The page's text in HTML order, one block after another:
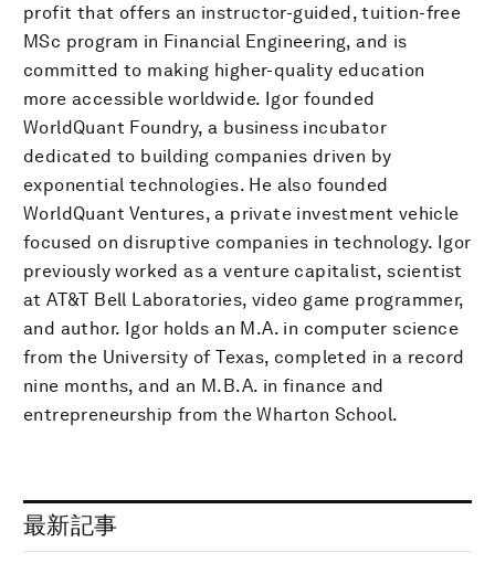
profit that offers an instructor-guided, tuition-free
MSc program in Financial Engineering, and is
committed to making higher-quality education
more accessible worldwide. Igor founded
WorldQuant Foundry, a business incubator
dedicated to building companies driven by
exponential technologies. He also founded
WorldQuant Ventures, a private investment vehicle
focused on disruptive companies in technology. Igor
previously worked as a venture capitalist, scientist
at AT&T Bell Laboratories, video game programmer,
and author. Igor holds an M.A. in computer science
from the University of Texas, completed in a record
nine months, and an M.B.A. in finance and
entrepreneurship from the Wharton School.
最新記事